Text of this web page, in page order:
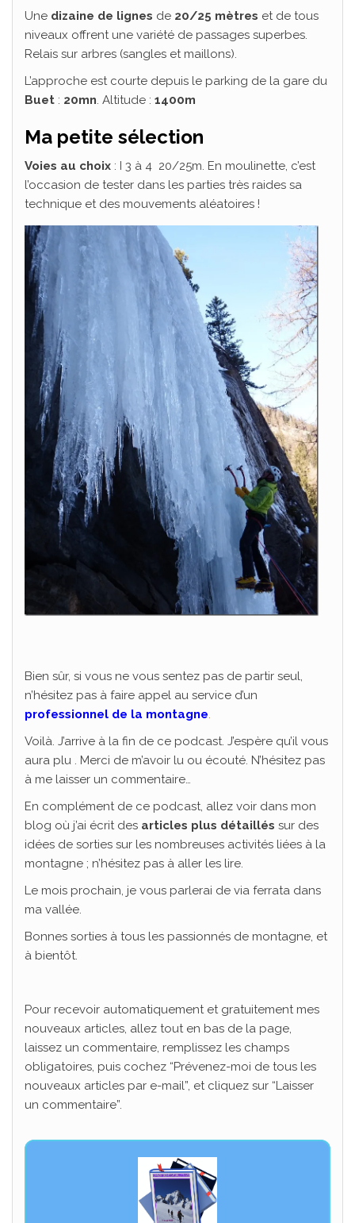
Une dizaine de lignes de 20/25 mètres et de tous
niveaux offrent une variété de passages superbes.
Relais sur arbres (sangles et maillons).
L’approche est courte depuis le parking de la gare du
Buet : 20mn . Altitude : 1400m
Ma petite sélection
Voies au choix : I 3 à 4 20/25m. En moulinette, c’est
l’occasion de tester dans les parties très raides sa
technique et des mouvements aléatoires !
Bien sûr, si vous ne vous sentez pas de partir seul,
n’hésitez pas à faire appel au service d’un
professionnel de la montagne.
Voilà. J’arrive à la fin de ce podcast. J’espère qu’il vous
aura plu . Merci de m’avoir lu ou écouté. N’hésitez pas
à me laisser un commentaire…
En complément de ce podcast, allez voir dans mon
blog où j’ai écrit des articles plus détaillés sur des
idées de sorties sur les nombreuses activités liées à la
montagne ; n’hésitez pas à aller les lire.
Le mois prochain, je vous parlerai de via ferrata dans
ma vallée.
Bonnes sorties à tous les passionnés de montagne, et
à bientôt.
Pour recevoir automatiquement et gratuitement mes
nouveaux articles, allez tout en bas de la page,
laissez un commentaire, remplissez les champs
obligatoires, puis cochez “Prévenez-moi de tous les
nouveaux articles par e-mail”, et cliquez sur “Laisser
un commentaire”.